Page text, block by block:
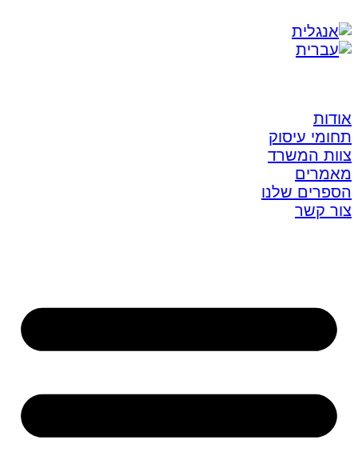
אודות
תחומי עיסוק
צוות המשרד
מאמרים
הספרים שלנו
צור קשר